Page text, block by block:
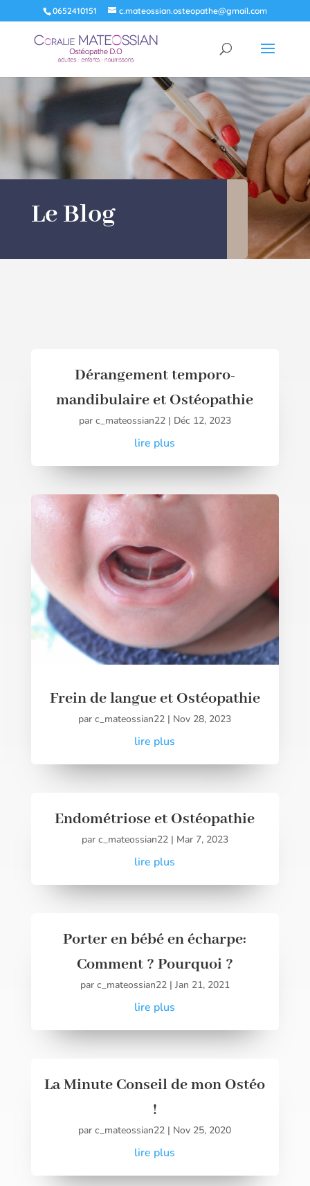
0652410151 c.mateossian.osteopathe@gmail.com
Le Blog
Dérangement temporo-
mandibulaire et Ostéopathie
par c_mateossian22| Déc 12, 2023
lire plus
Frein de langue et Ostéopathie
parc_mateossian22 | Nov 28, 2023
lire plus
Endométriose et Ostéopathie
par c_mateossian22| Mar 7, 2023
lire plus
Porter en bébé en écharpe:
Comment ? Pourquoi ?
par c_mateossian22| Jan 21, 2021
lire plus
La Minute Conseil de mon Ostéo
!
parc_mateossian22 | Nov 25, 2020
lire plus